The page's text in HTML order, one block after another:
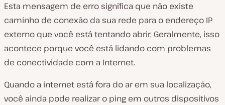
Esta mensagem de erro significa que não existe
caminho de conexão da sua rede para o endereço IP
externo que você está tentando abrir. Geralmente, isso
acontece porque você está lidando com problemas
de conectividade com a Internet.
Quando a internet está fora do ar em sua localização,
você ainda pode realizar o ping em outros dispositivos